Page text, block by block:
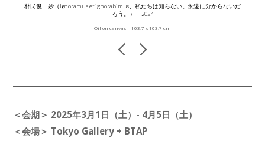
朴民俊 妙（Ignoramus et ignorabimus、私たちは知らない。永遠に分からないだ
ろう。） 2024
Oil on canvas 103.7 x 103.7 cm
＜会期＞ 2025年3月1日（土）- 4月5日（土）
＜会場＞ Tokyo Gallery + BTAP